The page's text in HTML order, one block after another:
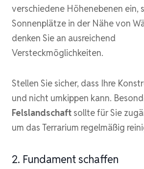
verschiedene Höhenebenen ein,
Sonnenplätze in der Nähe von
denken Sie an ausreichend
Versteckmöglichkeiten.
Stellen Sie sicher, dass Ihre
und nicht umkippen kann.
Felslandschaft sollte für Sie
um das Terrarium regelmäßig
2. Fundament schaffen